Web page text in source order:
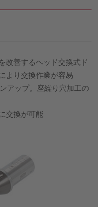
改善するヘッド交換式ド
より交換作業が容易
アップ。座繰り穴加工の
交換が可能